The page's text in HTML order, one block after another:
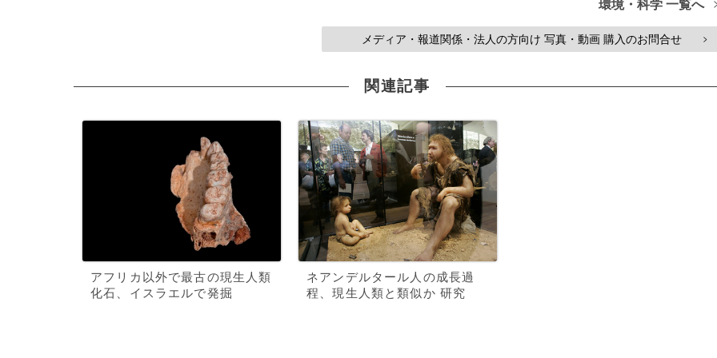
環境・科学 一覧へ
メディア・報道関係・法人の方向け 写真・動画 購入のお問合せ >
関連記事
アフリカ以外で最古の現生人類
化石、イスラエルで発掘
ネアンデルタール人の成長過
程、現生人類と類似か 研究